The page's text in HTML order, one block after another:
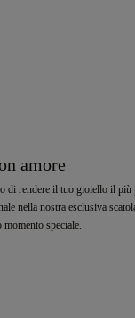
amore
di rendere il tuo gioiello il
nella nostra esclusiva
speciale.